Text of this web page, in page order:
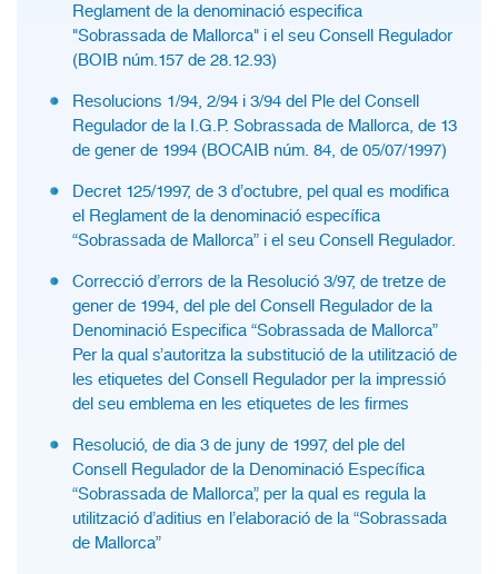
Reglament de la denominació especifica
"Sobrassada de Mallorca" i el seu Consell Regulador
(BOIB núm.157 de 28.12.93)
Resolucions 1/94, 2/94 i 3/94 del Ple del Consell
Regulador de la I.G.P. Sobrassada de Mallorca, de 13
de gener de 1994 (BOCAIB núm. 84, de 05/07/1997)
Decret 125/1997, de 3 d’octubre, pel qual es modifica
el Reglament de la denominació específica
“Sobrassada de Mallorca” i el seu Consell Regulador.
Correcció d’errors de la Resolució 3/97, de tretze de
gener de 1994, del ple del Consell Regulador de la
Denominació Especifica “Sobrassada de Mallorca”
Per la qual s’autoritza la substitució de la utilització de
les etiquetes del Consell Regulador per la impressió
del seu emblema en les etiquetes de les firmes
Resolució, de dia 3 de juny de 1997, del ple del
Consell Regulador de la Denominació Específica
“Sobrassada de Mallorca”, per la qual es regula la
utilització d’aditius en l’elaboració de la “Sobrassada
de Mallorca”